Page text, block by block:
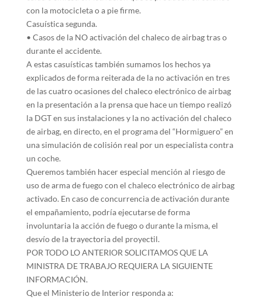
con la motocicleta o a pie firme.
Casuística segunda.
• Casos de la NO activación del chaleco de airbag tras o
durante el accidente.
A estas casuísticas también sumamos los hechos ya
explicados de forma reiterada de la no activación en tres
de las cuatro ocasiones del chaleco electrónico de airbag
en la presentación a la prensa que hace un tiempo realizó
la DGT en sus instalaciones y la no activación del chaleco
de airbag, en directo, en el programa del “Hormiguero” en
una simulación de colisión real por un especialista contra
un coche.
Queremos también hacer especial mención al riesgo de
uso de arma de fuego con el chaleco electrónico de airbag
activado. En caso de concurrencia de activación durante
el empañamiento, podría ejecutarse de forma
involuntaria la acción de fuego o durante la misma, el
desvío de la trayectoria del proyectil.
POR TODO LO ANTERIOR SOLICITAMOS QUE LA
MINISTRA DE TRABAJO REQUIERA LA SIGUIENTE
INFORMACIÓN.
Que el Ministerio de Interior responda a: